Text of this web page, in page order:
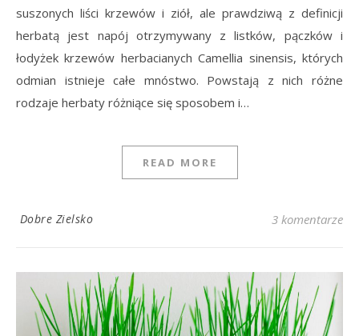
suszonych liści krzewów i ziół, ale prawdziwą z definicji
herbatą jest napój otrzymywany z listków, pączków i
łodyżek krzewów herbacianych Camellia sinensis, których
odmian istnieje całe mnóstwo. Powstają z nich różne
rodzaje herbaty różniące się sposobem i…
READ MORE
Dobre Zielsko 3 komentarze